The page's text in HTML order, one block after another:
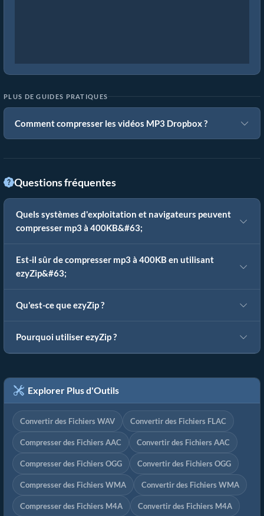
PLUS DE GUIDES PRATIQUES
Comment compresser les vidéos MP3 Dropbox ?
Questions fréquentes
Quels systèmes d'exploitation et navigateurs peuvent
compresser mp3 à 400KB&#63;
Est-il sûr de compresser mp3 à 400KB en utilisant
ezyZip&#63;
Qu'est-ce que ezyZip ?
Pourquoi utiliser ezyZip ?
Explorer Plus d'Outils
Convertir des Fichiers WAV Convertir des Fichiers FLAC
Compresser des Fichiers AAC Convertir des Fichiers AAC
Compresser des Fichiers OGG Convertir des Fichiers OGG
Compresser des Fichiers WMA Convertir des Fichiers WMA
Compresser des Fichiers M4A Convertir des Fichiers M4A